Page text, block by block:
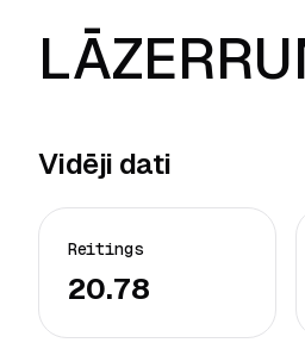
Vidēji dati
Reitings
20.78